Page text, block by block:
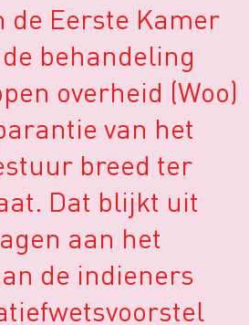
de Eerste Kamer
behandeling
overheid (Woo)
van het
breed ter
Dat blijkt uit
aan het
de indieners